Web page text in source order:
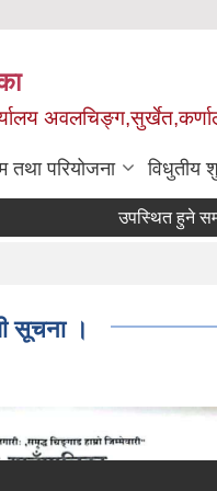
तथा परियोजना विधुतीय
उपस्थित हुने
सूचना ।